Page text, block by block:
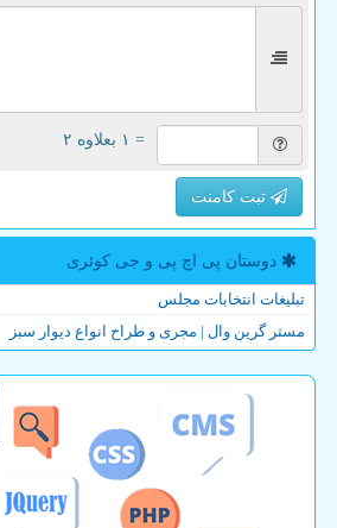
= ۱ بعلاوه ۲
ثبت کامنت
دوستان پی اچ پی و جی كوئری
تبلیغات انتخابات مجلس
مستر گرین وال | مجری و طراح انواع دیوار سبز